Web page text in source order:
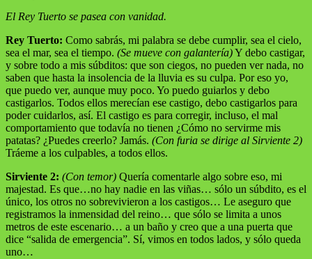
El Rey Tuerto se pasea con vanidad.
Rey Tuerto: Como sabrás, mi palabra se debe cumplir, sea el cielo,
sea el mar, sea el tiempo. (Se mueve con galantería)Y debo castigar,
y sobre todo a mis súbditos: que son ciegos, no pueden ver nada, no
saben que hasta la insolencia de la lluvia es su culpa. Por eso yo,
que puedo ver, aunque muy poco. Yo puedo guiarlos y debo
castigarlos. Todos ellos merecían ese castigo, debo castigarlos para
poder cuidarlos, así. El castigo es para corregir, incluso, el mal
comportamiento que todavía no tienen ¿Cómo no servirme mis
patatas? ¿Puedes creerlo? Jamás. (Con furia se dirige al Sirviente 2)
Tráeme a los culpables, a todos ellos.
Sirviente 2: (Con temor) Quería comentarle algo sobre eso, mi
majestad. Es que…no hay nadie en las viñas… sólo un súbdito, es el
único, los otros no sobrevivieron a los castigos… Le aseguro que
registramos la inmensidad del reino… que sólo se limita a unos
metros de este escenario… a un baño y creo que a una puerta que
dice “salida de emergencia”. Sí, vimos en todos lados, y sólo queda
uno…